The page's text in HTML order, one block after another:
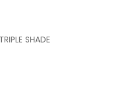
SHADE